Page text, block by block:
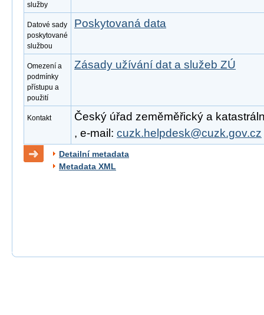
služby
Datové sady
poskytované
službou
Poskytovaná data
Omezení a
podmínky
přístupu a
použití
Zásady užívání dat a služeb ZÚ
Kontakt
Český úřad zeměměřický a
, e-mail: cuzk.helpdesk@cuzk.gov.cz
Detailní metadata
Metadata XML